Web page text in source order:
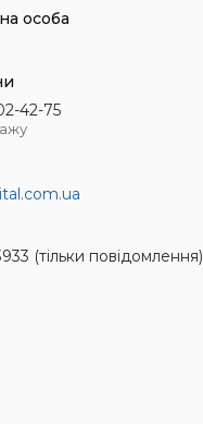
42-75
(тільки повідомлення)